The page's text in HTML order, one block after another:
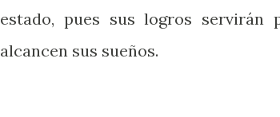
estado, pues sus logros servirán
alcancen sus sueños.